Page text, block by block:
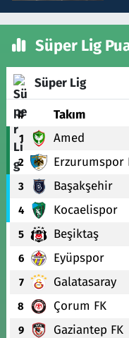
Süper Lig
Süper Lig
# Takım
1 Amed
2 Erzurumspor
3 Başakşehir
4 Kocaelispor
5 Beşiktaş
6 Eyüpspor
7 Galatasaray
8 Çorum FK
9 Gaziantep FK